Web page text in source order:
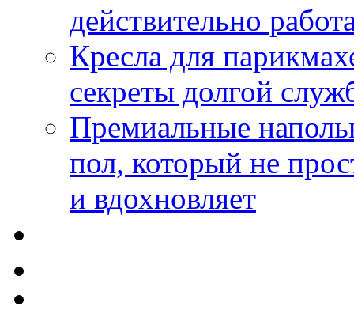
действительно
Кресла для
секреты долгой
Премиальные
пол, который не
и вдохновляет